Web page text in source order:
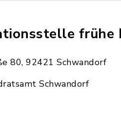
frühe
80, 92421 Schwandorf
Schwandorf